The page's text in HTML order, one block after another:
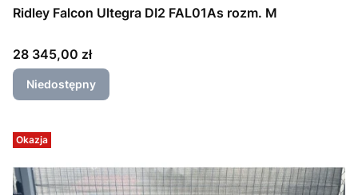
Ridley Falcon Ultegra DI2 FAL01As rozm. M
Cena
28 345,00 zł
Niedostępny
Okazja